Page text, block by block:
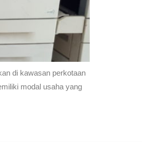
di kawasan perkotaan
modal usaha yang